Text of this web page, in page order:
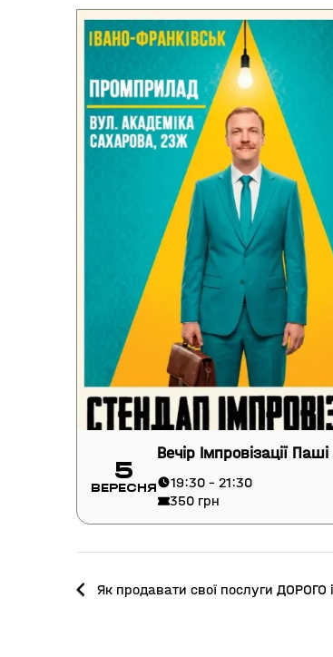
5
Вересня
Вечір Імпровізації
19:30 - 21:30
350 грн
Як продавати свої послуги